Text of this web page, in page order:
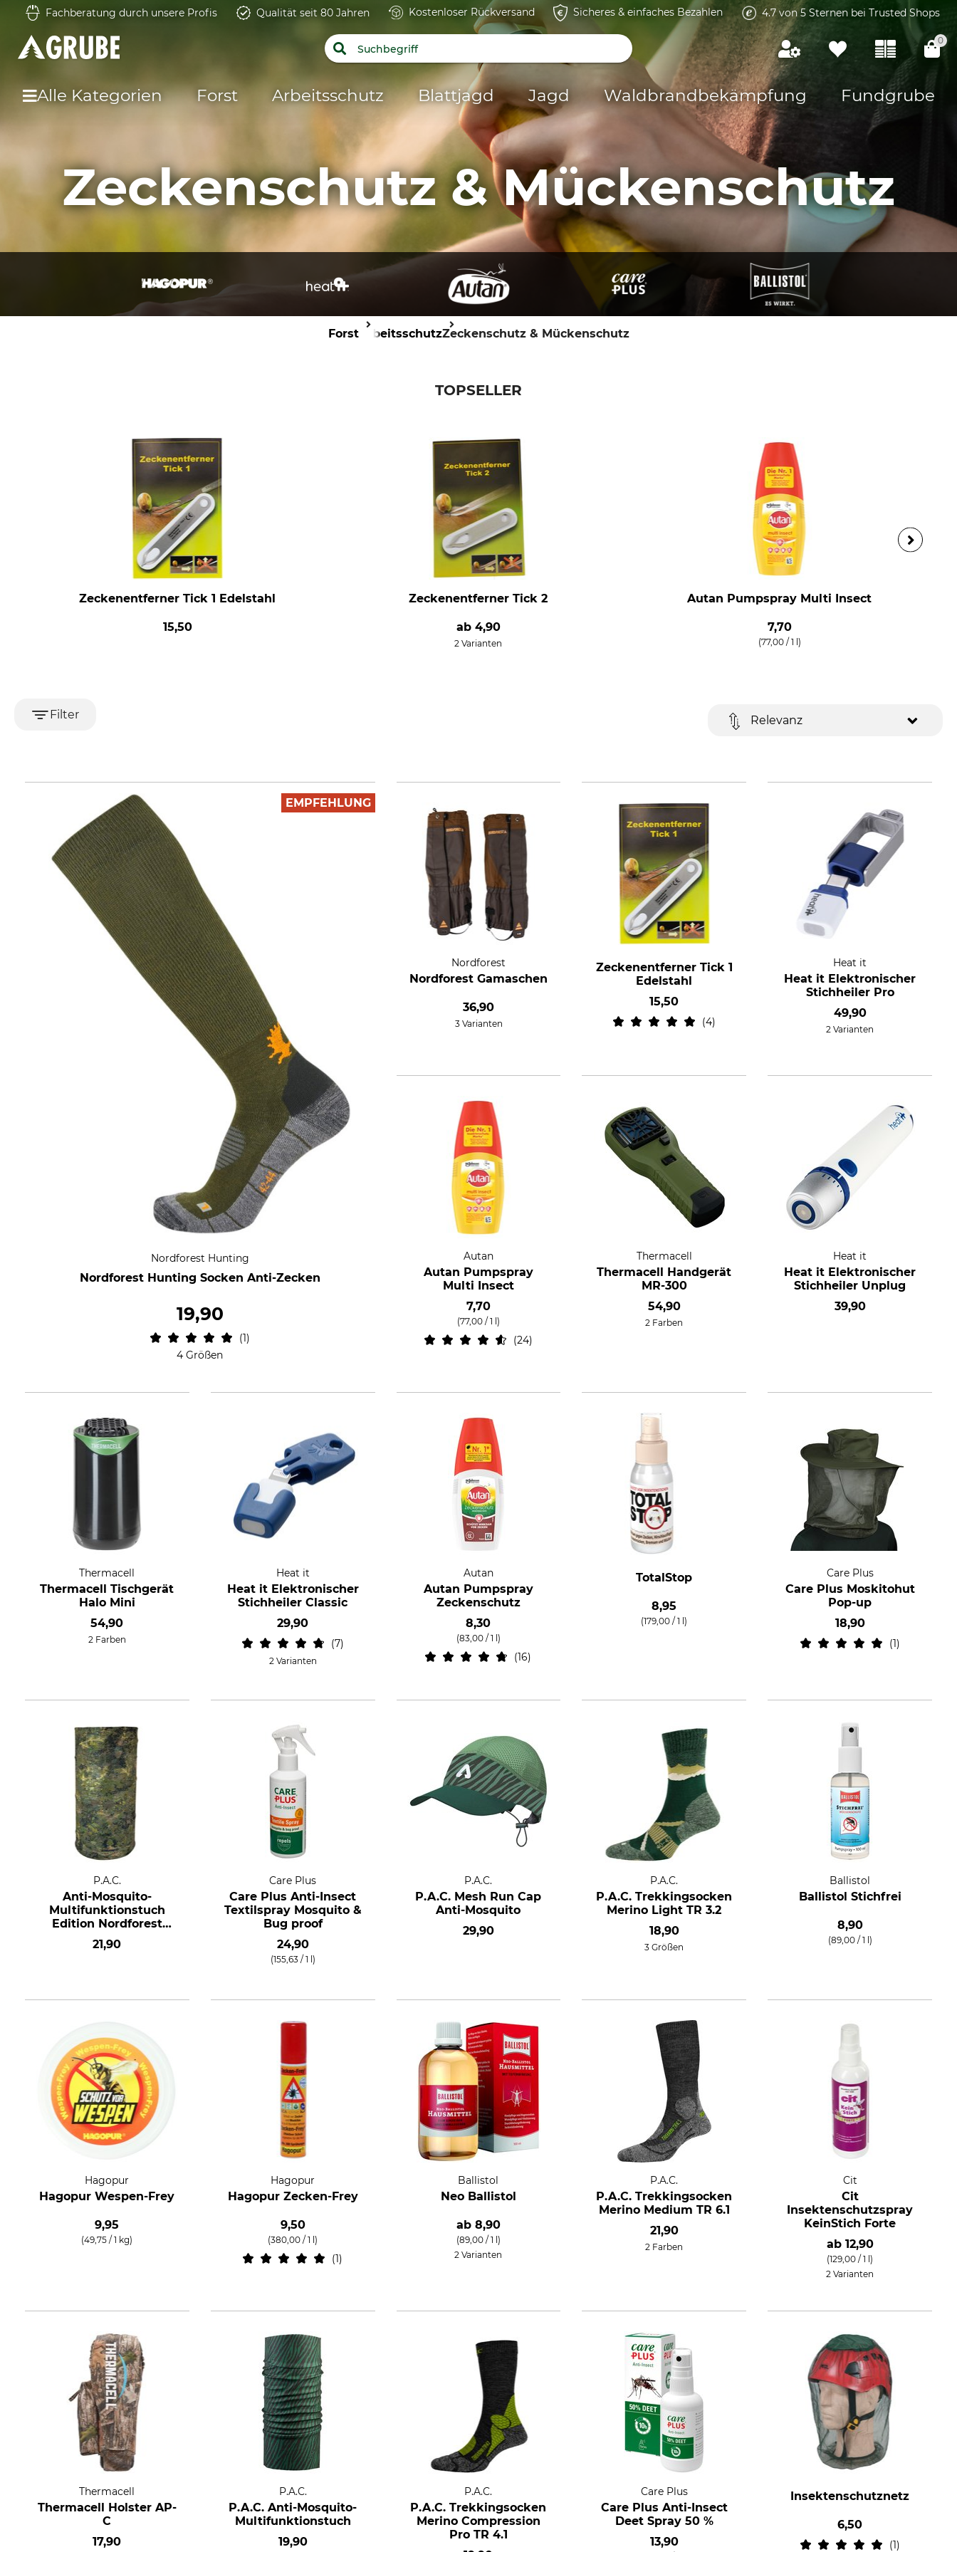
Fachberatung durch unsere Profis Qualität seit 80 Jahren Kostenloser Rückversand Sicheres & einfaches Bezahlen 4.7 von 5 Sternen bei Trusted Shops
0
Alle Kategorien Forst Arbeitsschutz Blattjagd Jagd Waldbrandbekämpfung Fundgrube
Zeckenschutz & Mückenschutz
ForstArbeitsschutzZeckenschutz & Mückenschutz
TOPSELLER
Zeckenentferner Tick 1 Edelstahl
15,50
Zeckenentferner Tick 2
ab 4,90
2 Varianten
Autan Pumpspray Multi Insect
7,70
(77,00 / 1 l)
Filter Relevanz
EMPFEHLUNG
Nordforest Hunting
Nordforest Hunting Socken Anti-Zecken
19,90
1
4 Größen
Nordforest
Nordforest Gamaschen
36,90
3 Varianten
Zeckenentferner Tick 1
Edelstahl
15,50
4
Heat it
Heat it Elektronischer
Stichheiler Pro
49,90
2 Varianten
Autan
Autan Pumpspray
Multi Insect
7,70
(77,00 / 1 l)
24
Thermacell
Thermacell Handgerät
MR-300
54,90
2 Farben
Heat it
Heat it Elektronischer
Stichheiler Unplug
39,90
Thermacell
Thermacell Tischgerät
Halo Mini
54,90
2 Farben
Heat it
Heat it Elektronischer
Stichheiler Classic
29,90
7
2 Varianten
Autan
Autan Pumpspray
Zeckenschutz
8,30
(83,00 / 1 l)
16
TotalStop
8,95
(179,00 / 1 l)
Care Plus
Care Plus Moskitohut
Pop-up
18,90
1
P.A.C.
Anti-Mosquito-
Multifunktionstuch
Edition Nordforest
Hunting
21,90
Care Plus
Care Plus Anti-Insect
Textilspray Mosquito &
Bug proof
24,90
(155,63 / 1 l)
P.A.C.
P.A.C. Mesh Run Cap
Anti-Mosquito
29,90
P.A.C.
P.A.C. Trekkingsocken
Merino Light TR 3.2
18,90
3 Größen
Ballistol
Ballistol Stichfrei
8,90
(89,00 / 1 l)
Hagopur
Hagopur Wespen-Frey
9,95
(49,75 / 1 kg)
Hagopur
Hagopur Zecken-Frey
9,50
(380,00 / 1 l)
1
Ballistol
Neo Ballistol
ab 8,90
(89,00 / 1 l)
2 Varianten
P.A.C.
P.A.C. Trekkingsocken
Merino Medium TR 6.1
21,90
2 Farben
Cit
Cit
Insektenschutzspray
KeinStich Forte
ab 12,90
(129,00 / 1 l)
2 Varianten
Thermacell
Thermacell Holster AP-
C
17,90
P.A.C.
P.A.C. Anti-Mosquito-
Multifunktionstuch
19,90
P.A.C.
P.A.C. Trekkingsocken
Merino Compression
Pro TR 4.1
Care Plus
Care Plus Anti-Insect
Deet Spray 50 %
13,90
Insektenschutznetz
6,50
1